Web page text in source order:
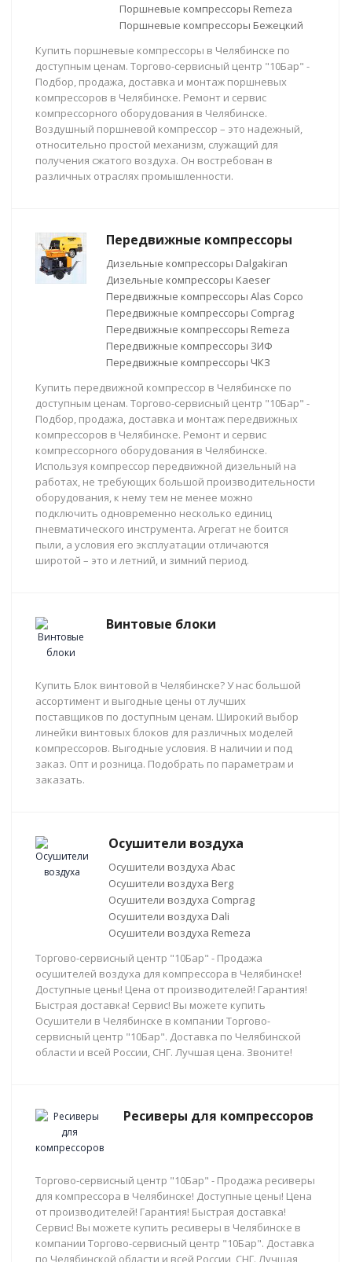
Поршневые компрессоры Remeza
Поршневые компрессоры Бежецкий
Купить поршневые компрессоры в Челябинске по
доступным ценам. Торгово-сервисный центр "10Бар" -
Подбор, продажа, доставка и монтаж поршневых
компрессоров в Челябинске. Ремонт и сервис
компрессорного оборудования в Челябинске.
Воздушный поршневой компрессор – это надежный,
относительно простой механизм, служащий для
получения сжатого воздуха. Он востребован в
различных отраслях промышленности.
Передвижные компрессоры
Дизельные компрессоры Dalgakiran
Дизельные компрессоры Kaeser
Передвижные компрессоры Alas Copco
Передвижные компрессоры Comprag
Передвижные компрессоры Remeza
Передвижные компрессоры ЗИФ
Передвижные компрессоры ЧКЗ
Купить передвижной компрессор в Челябинске по
доступным ценам. Торгово-сервисный центр "10Бар" -
Подбор, продажа, доставка и монтаж передвижных
компрессоров в Челябинске. Ремонт и сервис
компрессорного оборудования в Челябинске.
Используя компрессор передвижной дизельный на
работах, не требующих большой производительности
оборудования, к нему тем не менее можно
подключить одновременно несколько единиц
пневматического инструмента. Агрегат не боится
пыли, а условия его эксплуатации отличаются
широтой – это и летний, и зимний период.
Винтовые блоки
Купить Блок винтовой в Челябинске? У нас большой
ассортимент и выгодные цены от лучших
поставщиков по доступным ценам. Широкий выбор
линейки винтовых блоков для различных моделей
компрессоров. Выгодные условия. В наличии и под
заказ. Опт и розница. Подобрать по параметрам и
заказать.
Осушители воздуха
Осушители воздуха Abac
Осушители воздуха Berg
Осушители воздуха Comprag
Осушители воздуха Dali
Осушители воздуха Remeza
Торгово-сервисный центр "10Бар" - Продажа
осушителей воздуха для компрессора в Челябинске!
Доступные цены! Цена от производителей! Гарантия!
Быстрая доставка! Сервис! Вы можете купить
Осушители в Челябинске в компании Торгово-
сервисный центр "10Бар". Доставка по Челябинской
области и всей России, СНГ. Лучшая цена. Звоните!
Ресиверы для компрессоров
Торгово-сервисный центр "10Бар" - Продажа ресиверы
для компрессора в Челябинске! Доступные цены! Цена
от производителей! Гарантия! Быстрая доставка!
Сервис! Вы можете купить ресиверы в Челябинске в
компании Торгово-сервисный центр "10Бар". Доставка
по Челябинской области и всей России, СНГ. Лучшая